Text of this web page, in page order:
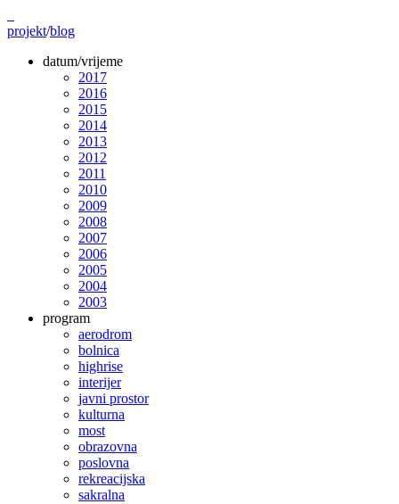
projekt/blog
datum/vrijeme
2017
2016
2015
2014
2013
2012
2011
2010
2009
2008
2007
2006
2005
2004
2003
program
aerodrom
bolnica
highrise
interijer
javni prostor
kulturna
most
obrazovna
poslovna
rekreacijska
sakralna